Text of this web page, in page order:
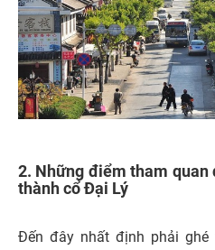
2. Những điểm tham
thành cổ Đại Lý
Đến đây nhất định phải ghé